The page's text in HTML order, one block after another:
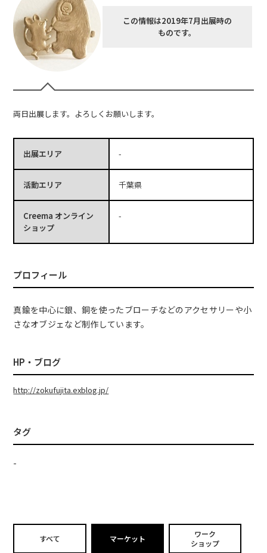
この情報は2019年7月出展時の
ものです。
両日出展します。よろしくお願いします。
出展エリア -
活動エリア 千葉県
Creema オンライン
ショップ
-
プロフィール
真鍮を中心に銀、銅を使ったブローチなどのアクセサリーや小
さなオブジェなど制作しています。
HP・ブログ
http://zokufujita.exblog.jp/
タグ
-
すべて マーケット
ワーク
ショップ